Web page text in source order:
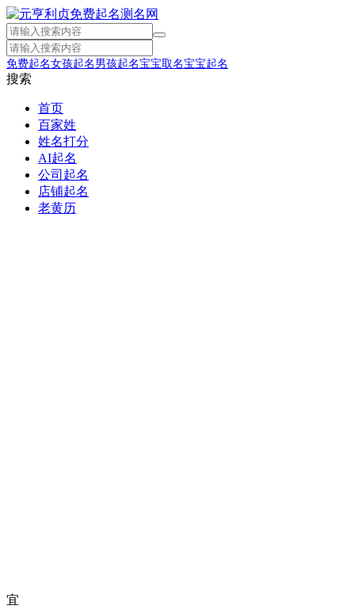
免费起名女孩起名 男孩起名宝宝取名宝宝起名
搜索
首页
百家姓
姓名打分
AI起名
公司起名
店铺起名
老黄历
宜